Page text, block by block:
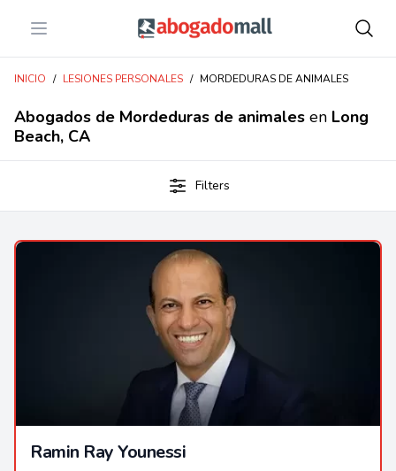
Open menu Abogadomall
INICIO / LESIONES PERSONALES / MORDEDURAS DE ANIMALES
Abogados de Mordeduras de animales en Long
Beach, CA
Filters
Ramin Ray Younessi